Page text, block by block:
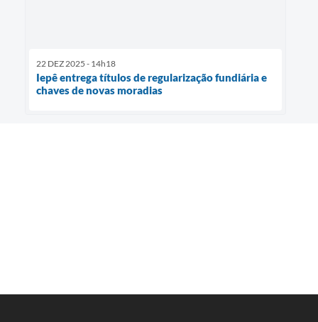
22 DEZ 2025 - 14h18
Iepê entrega títulos de regularização fundiária e
chaves de novas moradias